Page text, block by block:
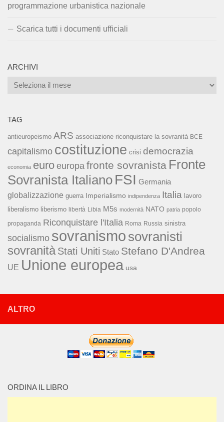
programmazione urbanistica nazionale
Scarica tutti i documenti ufficiali
ARCHIVI
Archivi
TAG
antieuropeismo ARS associazione riconquistare la sovranità BCE
capitalismo costituzione crisi democrazia
economia euro europa fronte sovranista Fronte
Sovranista Italiano FSI Germania
globalizzazione guerra Imperialismo indipendenza Italia lavoro
liberalismo liberismo libertà Libia M5s modernità NATO patria popolo
propaganda Riconquistare l'Italia Roma Russia sinistra
socialismo sovranismo sovranisti
sovranità Stati Uniti Stato Stefano D'Andrea
UE Unione europea usa
ALTRO
ORDINA IL LIBRO